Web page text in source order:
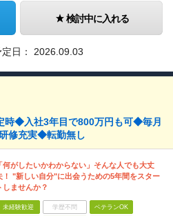
検討中に入れる
日： 2026.09.03
時◆入社3年目で800万円も可◆毎月
修充実◆転勤無し
「何がしたいかわからない」そんな人でも大丈
！ "新しい自分"に出会うための5年間をスター
しませんか？
未経験歓迎 学歴不問 ベテランOK